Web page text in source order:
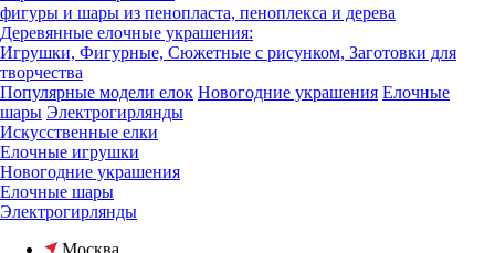
фигуры и шары из пенопласта, пеноплекса и дерева
Деревянные елочные украшения:
Игрушки, Фигурные, Сюжетные с рисунком, Заготовки для
творчества
Популярные модели елок Новогодние украшения Елочные
шары Электрогирлянды
Искусственные елки
Елочные игрушки
Новогодние украшения
Елочные шары
Электрогирлянды
Москва